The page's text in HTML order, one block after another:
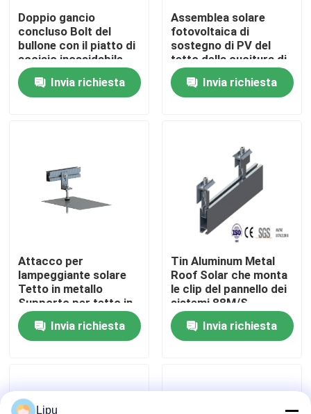
Casa
Prodotti
Video
Circa noi
Controllo di qualità
Contattici
pv solare che monta i sistemi
Doppio gancio
concluso Bolt del
bullone con il piatto di
acciaio inossidabile
per il tetto del metallo
con il purlin di legno
Invia richiesta
Assemblea solare
fotovoltaica di
sostegno di PV del
tetto della cucitura di
condizione del
morsetto della
cucitura del tetto A2
Invia richiesta
Attacco per
lampeggiante solare
Tetto in metallo
Supporto per tetto in
latta solare
fotovoltaicoInvia richiesta
Tin Aluminum Metal
Roof Solar che monta
le clip del pannello dei
sistemi 88M/S
Invia richiesta
Lipu